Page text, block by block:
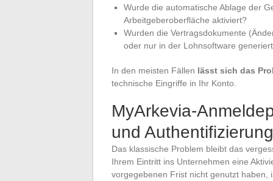
Wurde die automatische Ablage der
Arbeitgeberoberfläche aktiviert?
Wurden die Vertragsdokumente
oder nur in der Lohnsoftware
In den meisten Fällen lässt sich das
technische Eingriffe in Ihr Konto.
MyArkevia-
und Authentifizierung
Das klassische Problem bleibt das
Ihrem Eintritt ins Unternehmen eine
vorgegebenen Frist nicht genutzt haben,